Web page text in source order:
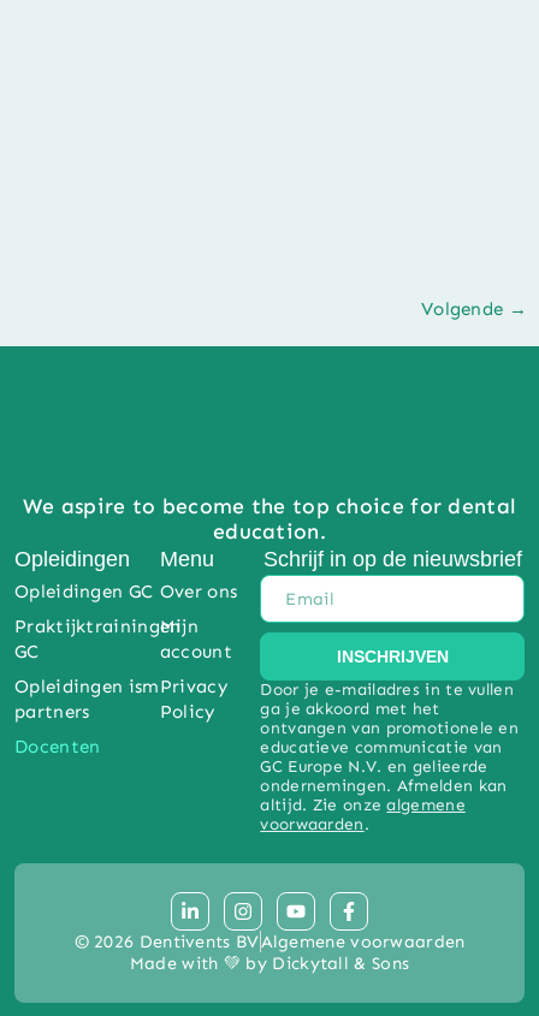
Volgende →
We aspire to become the top choice for dental
education.
Opleidingen
Opleidingen GC
Praktijktrainingen
GC
Opleidingen ism
partners
Docenten
Menu
Over ons
Mijn
account
Privacy
Policy
Schrijf in op de nieuwsbrief
INSCHRIJVEN
Door je e-mailadres in te vullen
ga je akkoord met het
ontvangen van promotionele en
educatieve communicatie van
GC Europe N.V. en gelieerde
ondernemingen. Afmelden kan
altijd. Zie onzealgemene
voorwaarden.
© 2026 Dentivents BVAlgemene voorwaarden
Made with 💚 by Dickytall & Sons